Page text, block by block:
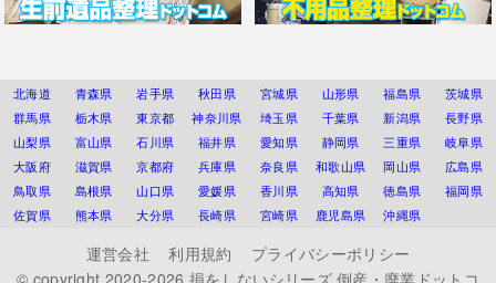
北海道 青森県 岩手県 秋田県 宮城県 山形県 福島県
茨城県
群馬県
栃木県 東京都 神奈川県 埼玉県 千葉県 新潟県
長野県
山梨県
富山県 石川県 福井県 愛知県 静岡県 三重県
岐阜県
大阪府
滋賀県 京都府 兵庫県 奈良県 和歌山県 岡山県
広島県
鳥取県
島根県 山口県 愛媛県 香川県 高知県 徳島県
福岡県
佐賀県
熊本県 大分県 長崎県 宮崎県 鹿児島県 沖縄県
運営会社 利用規約
プライバシーポリシー
© copyright 2020-2026 損をしないシリーズ 倒産・廃業ドットコ